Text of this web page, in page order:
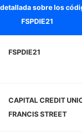
sobre los
FSPDIE21
FSPDIE21
CAPITAL CREDIT
FRANCIS STREET